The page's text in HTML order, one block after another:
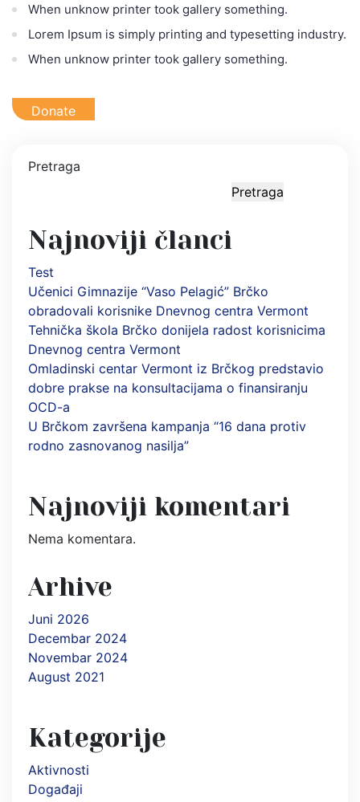
When unknow printer took gallery something.
Lorem Ipsum is simply printing and typesetting industry.
When unknow printer took gallery something.
Donate
Pretraga
Pretraga
Najnoviji članci
Test
Učenici Gimnazije “Vaso Pelagić” Brčko
obradovali korisnike Dnevnog centra Vermont
Tehnička škola Brčko donijela radost korisnicima
Dnevnog centra Vermont
Omladinski centar Vermont iz Brčkog predstavio
dobre prakse na konsultacijama o finansiranju
OCD-a
U Brčkom završena kampanja “16 dana protiv
rodno zasnovanog nasilja”
Najnoviji komentari
Nema komentara.
Arhive
Juni 2026
Decembar 2024
Novembar 2024
August 2021
Kategorije
Aktivnosti
Događaji